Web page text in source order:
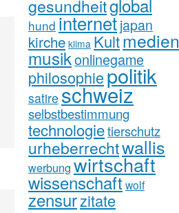
gesundheitglobal
hund internetjapan
kirche klima Kultmedien
musikonlinegame
philosophiepolitik
satire schweiz
selbstbestimmung
technologietierschutz
urheberrechtwallis
werbung wirtschaft
wissenschaftwolf
zensurzitate